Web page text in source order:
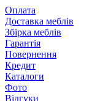
Оплата
Доставка меблів
Збірка меблів
Гарантія
Повернення
Кредит
Каталоги
Фото
Відгуки